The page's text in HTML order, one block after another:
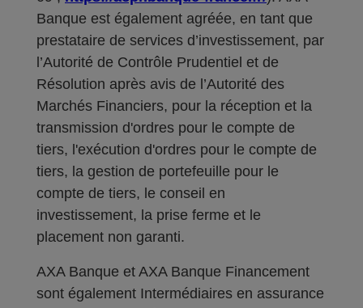
Banque est également agréée, en tant que
prestataire de services d’investissement, par
l’Autorité de Contrôle Prudentiel et de
Résolution après avis de l’Autorité des
Marchés Financiers, pour la réception et la
transmission d'ordres pour le compte de
tiers, l'exécution d'ordres pour le compte de
tiers, la gestion de portefeuille pour le
compte de tiers, le conseil en
investissement, la prise ferme et le
placement non garanti.
AXA Banque et AXA Banque Financement
sont également Intermédiaires en assurance